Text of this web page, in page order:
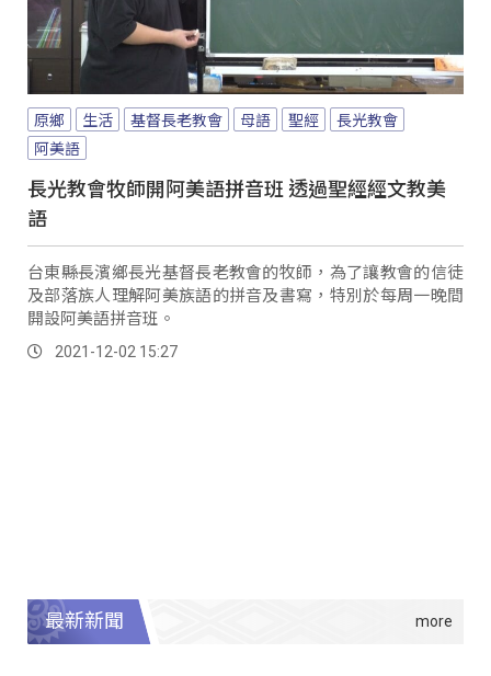
原鄉 生活 基督長老教會 母語 聖經
長光教會
阿美語
長光教會牧師開阿美語拼音班 透過聖經經文教美
語
台東縣長濱鄉長光基督長老教會的牧師，為了讓教會的信徒
及部落族人理解阿美族語的拼音及書寫，特別於每周一晚間
開設阿美語拼音班。
2021-12-02 15:27
最新新聞